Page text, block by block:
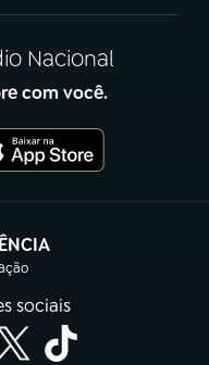
Nacional
com você.
em nova aba)
sociais